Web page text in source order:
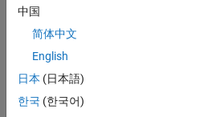
trouvez
pas
d'offre
corresponde
à vos
中国
简体中文
English
日本 (日本語)
한국 (한국어)